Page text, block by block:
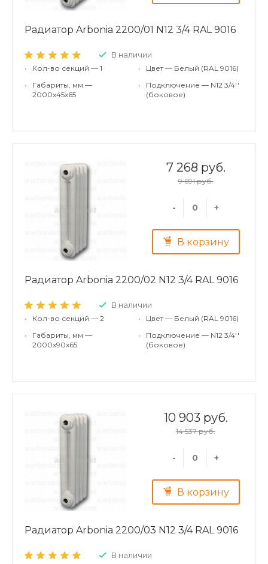
Радиатор Arbonia 2200/01 N12 3/4 RAL 9016
В наличии
•
Кол-во секций — 1
•
Габариты, мм —
2000x45x65
•
Цвет — Белый (RAL 9016)
•
Подключение — N12 3/4''
(боковое)
7 268 руб.
9 691 руб.
- +
В корзину
Радиатор Arbonia 2200/02 N12 3/4 RAL 9016
В наличии
•
Кол-во секций — 2
•
Габариты, мм —
2000x90x65
•
Цвет — Белый (RAL 9016)
•
Подключение — N12 3/4''
(боковое)
10 903 руб.
14 537 руб.
- +
В корзину
Радиатор Arbonia 2200/03 N12 3/4 RAL 9016
В наличии